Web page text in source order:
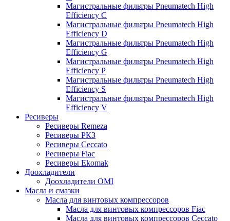
Магистральные фильтры Pneumatech High
Efficiency C
Магистральные фильтры Pneumatech High
Efficiency D
Магистральные фильтры Pneumatech High
Efficiency G
Магистральные фильтры Pneumatech High
Efficiency P
Магистральные фильтры Pneumatech High
Efficiency S
Магистральные фильтры Pneumatech High
Efficiency V
Ресиверы
Ресиверы Remeza
Ресиверы РКЗ
Ресиверы Ceccato
Ресиверы Fiac
Ресиверы Ekomak
Доохладители
Доохладители OMI
Масла и смазки
Масла для винтовых компрессоров
Масла для винтовых компрессоров Fiac
Масла для винтовых компрессоров Ceccato